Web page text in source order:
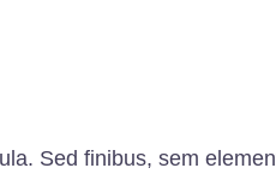
Sed finibus, sem